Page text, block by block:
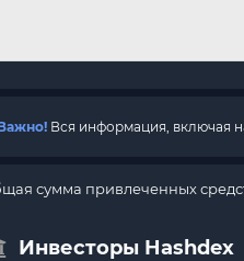
Вся информация, включая
сумма привлеченных
Инвесторы Hashdex